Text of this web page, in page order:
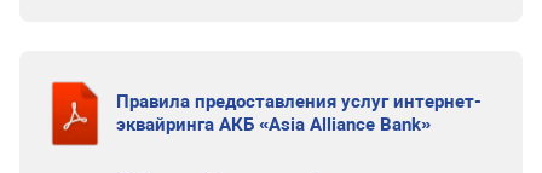
Правила предоставления услуг интернет-
эквайринга АКБ «Asia Alliance Bank»